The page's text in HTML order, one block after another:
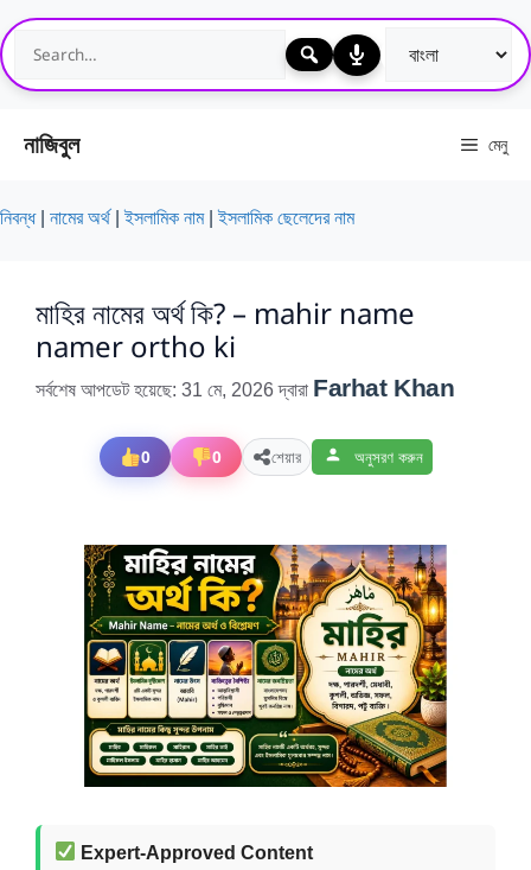
এড়িেয়
লেখায়
যান
নাজিবুল মেনু
নিবন্ধ| নামের অর্থ |ইসলামিক নাম|ইসলামিক ছেলেদের নাম
মাহির নামের অর্থ কি? – mahir name
namer ortho ki
সর্বশেষ আপডেট হয়েছে: 31 মে, 2026দ্বারা Farhat Khan
0 0 শেয়ার অনুসরণ করুন
Expert-Approved Content